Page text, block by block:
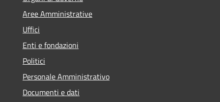
Aree Amministrative
Uffici
Enti e fondazioni
Politici
Personale Amministrativo
Documenti e dati